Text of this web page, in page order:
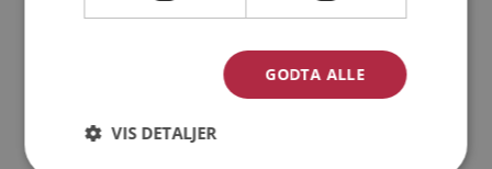
GODTA ALLE
VIS DETALJER